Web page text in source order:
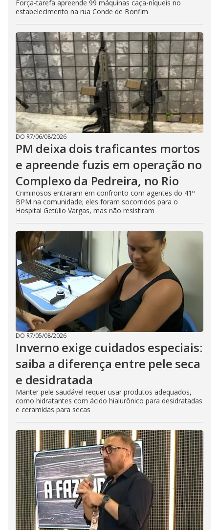
Força-tarefa apreende 99 máquinas caça-níqueis no
estabelecimento na rua Conde de Bonfim
DO R7/06/08/2026
PM deixa dois traficantes mortos
e apreende fuzis em operação no
Complexo da Pedreira, no Rio
Criminosos entraram em confronto com agentes do 41º
BPM na comunidade; eles foram socorridos para o
Hospital Getúlio Vargas, mas não resistiram
DO R7/05/08/2026
Inverno exige cuidados especiais:
saiba a diferença entre pele seca
e desidratada
Manter pele saudável requer usar produtos adequados,
como hidratantes com ácido hialurônico para desidratadas
e ceramidas para secas